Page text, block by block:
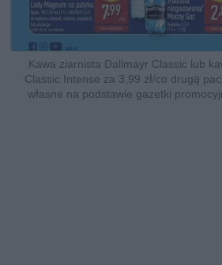
Kawa ziarnista Dallmayr Classic lub
Classic Intense za 3,99 zł/co drugą
własne na podstawie gazetki